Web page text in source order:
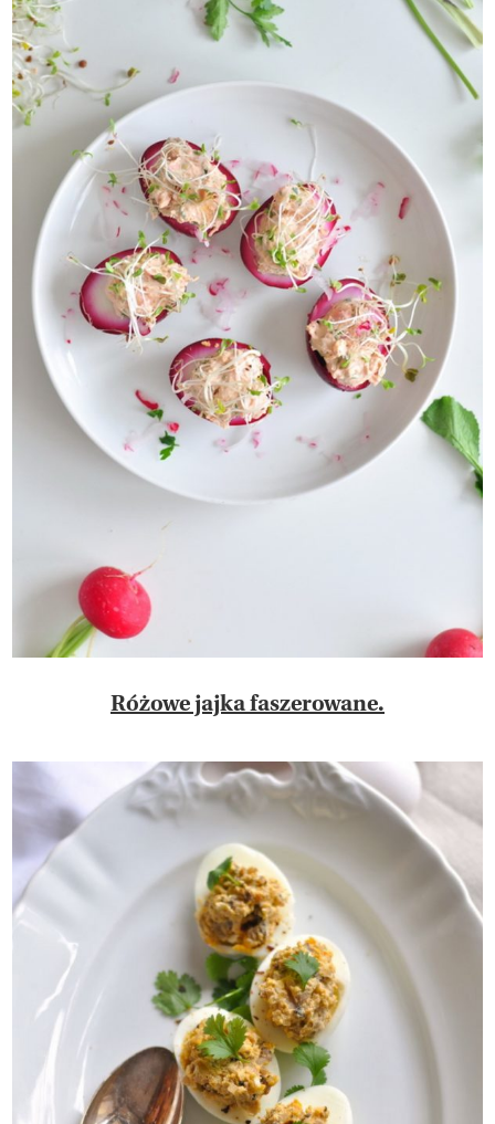
Różowe jajka faszerowane.